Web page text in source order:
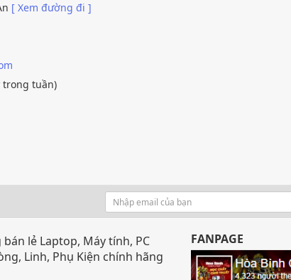
[ Xem đường đi ]
trong tuần)
bán lẻ Laptop, Máy tính, PC
Linh, Phụ Kiện chính hãng
FANPAGE